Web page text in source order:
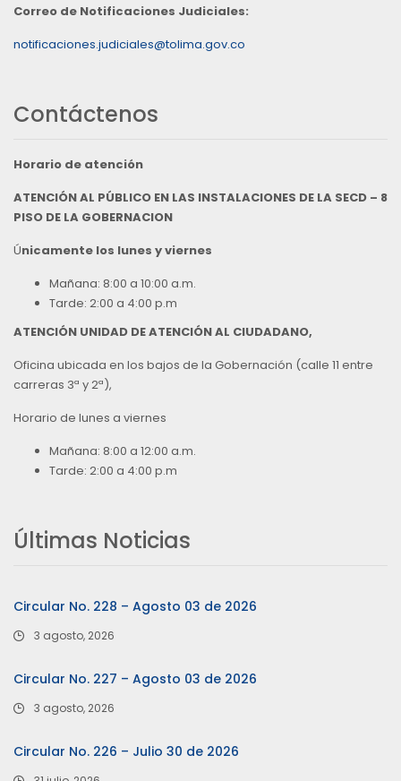
Correo de Notificaciones Judiciales:
notificaciones.judiciales@tolima.gov.co
Contáctenos
Horario de atención
ATENCIÓN AL PÚBLICO EN LAS INSTALACIONES DE LA SECD – 8
PISO DE LA GOBERNACION
Únicamente los lunes y viernes
Mañana: 8:00 a 10:00 a.m.
Tarde: 2:00 a 4:00 p.m
ATENCIÓN UNIDAD DE ATENCIÓN AL CIUDADANO,
Oficina ubicada en los bajos de la Gobernación (calle 11 entre
carreras 3ª y 2ª),
Horario de lunes a viernes
Mañana: 8:00 a 12:00 a.m.
Tarde: 2:00 a 4:00 p.m
Últimas Noticias
Circular No. 228 – Agosto 03 de 2026
3 agosto, 2026
Circular No. 227 – Agosto 03 de 2026
3 agosto, 2026
Circular No. 226 – Julio 30 de 2026